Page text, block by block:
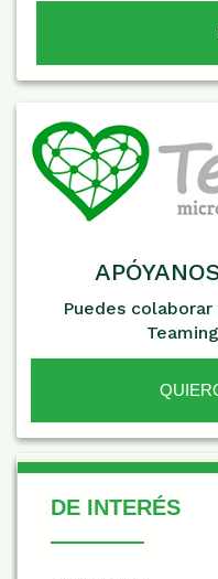
Puedes
De Interés
DE INTERÉS